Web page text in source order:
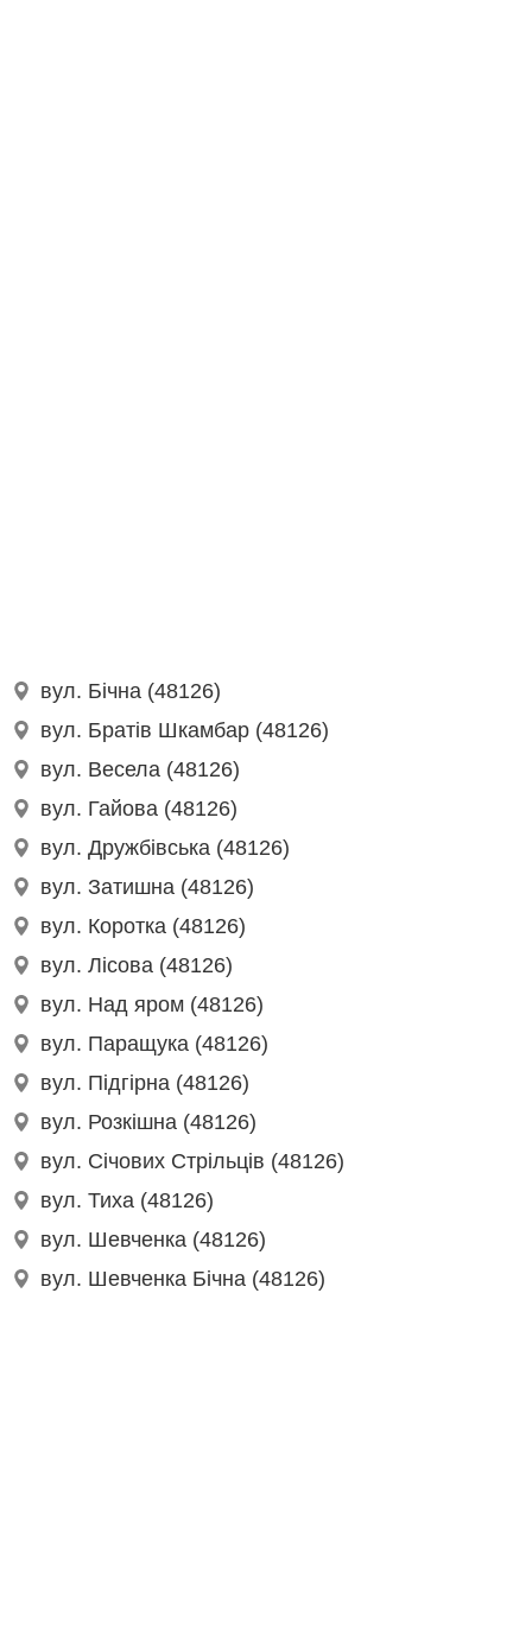
вул. Бічна (48126)
вул. Братів Шкамбар (48126)
вул. Весела (48126)
вул. Гайова (48126)
вул. Дружбівська (48126)
вул. Затишна (48126)
вул. Коротка (48126)
вул. Лісова (48126)
вул. Над яром (48126)
вул. Паращука (48126)
вул. Підгірна (48126)
вул. Розкішна (48126)
вул. Січових Стрільців (48126)
вул. Тиха (48126)
вул. Шевченка (48126)
вул. Шевченка Бічна (48126)